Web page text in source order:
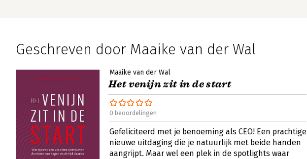
Geschreven door Maaike van der Wal
Maaike van der Wal
Het venijn zit in de start
0 beoordelingen
Gefeliciteerd met je benoeming als CEO! Een prachtige
nieuwe uitdaging die je natuurlijk met beide handen
aangrijpt. Maar wel een plek in de spotlights waar